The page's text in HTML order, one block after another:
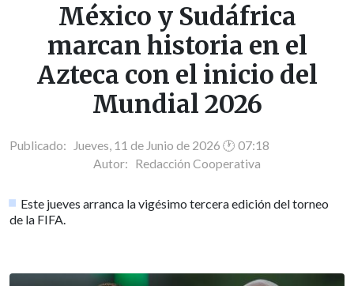
México y Sudáfrica
marcan historia en el
Azteca con el inicio del
Mundial 2026
Publicado: Jueves, 11 de Junio de 2026 🕐 07:18
Autor: Redacción Cooperativa
Este jueves arranca la vigésimo tercera edición del torneo
de la FIFA.